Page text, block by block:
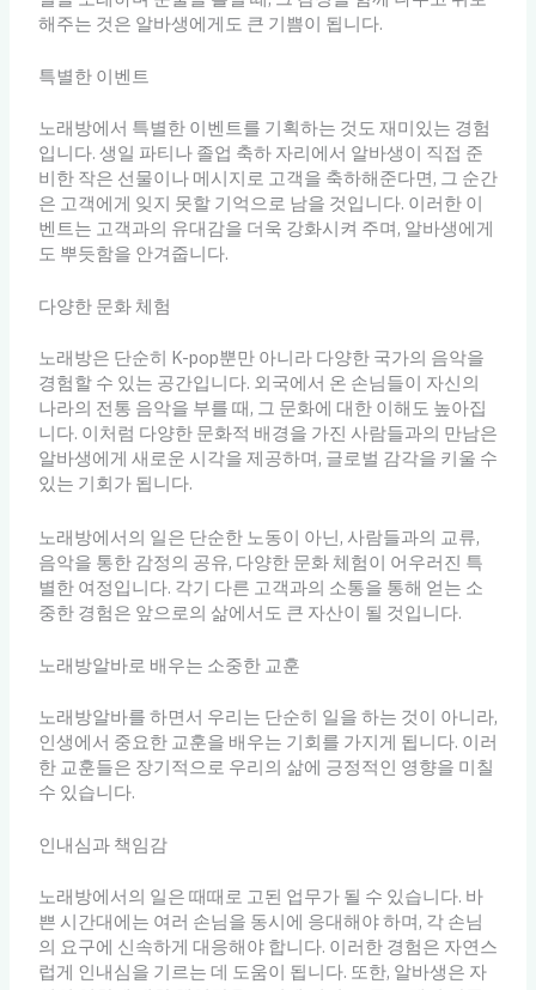
해주는 것은 알바생에게도 큰 기쁨이 됩니다.
특별한 이벤트
노래방에서 특별한 이벤트를 기획하는 것도 재미있는 경험
입니다. 생일 파티나 졸업 축하 자리에서 알바생이 직접 준
비한 작은 선물이나 메시지로 고객을 축하해준다면, 그 순간
은 고객에게 잊지 못할 기억으로 남을 것입니다. 이러한 이
벤트는 고객과의 유대감을 더욱 강화시켜 주며, 알바생에게
도 뿌듯함을 안겨줍니다.
다양한 문화 체험
노래방은 단순히 K-pop뿐만 아니라 다양한 국가의 음악을
경험할 수 있는 공간입니다. 외국에서 온 손님들이 자신의
나라의 전통 음악을 부를 때, 그 문화에 대한 이해도 높아집
니다. 이처럼 다양한 문화적 배경을 가진 사람들과의 만남은
알바생에게 새로운 시각을 제공하며, 글로벌 감각을 키울 수
있는 기회가 됩니다.
노래방에서의 일은 단순한 노동이 아닌, 사람들과의 교류,
음악을 통한 감정의 공유, 다양한 문화 체험이 어우러진 특
별한 여정입니다. 각기 다른 고객과의 소통을 통해 얻는 소
중한 경험은 앞으로의 삶에서도 큰 자산이 될 것입니다.
노래방알바로 배우는 소중한 교훈
노래방알바를 하면서 우리는 단순히 일을 하는 것이 아니라,
인생에서 중요한 교훈을 배우는 기회를 가지게 됩니다. 이러
한 교훈들은 장기적으로 우리의 삶에 긍정적인 영향을 미칠
수 있습니다.
인내심과 책임감
노래방에서의 일은 때때로 고된 업무가 될 수 있습니다. 바
쁜 시간대에는 여러 손님을 동시에 응대해야 하며, 각 손님
의 요구에 신속하게 대응해야 합니다. 이러한 경험은 자연스
럽게 인내심을 기르는 데 도움이 됩니다. 또한, 알바생은 자